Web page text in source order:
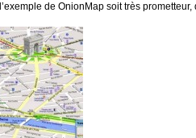
de OnionMap soit très